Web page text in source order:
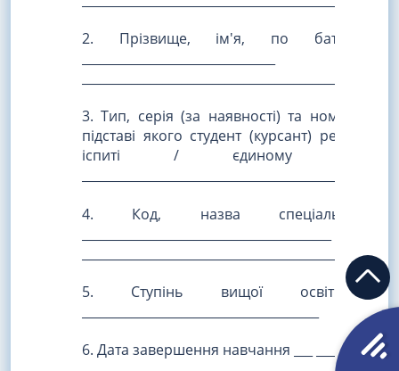
2. Прізвище, ім'я, по батькові
3. Тип, серія (за наявності) та номер
підставі якого студент (курсант)
іспиті / єдиному
4. Код, назва
5. Ступінь вищої освіти, що
6. Дата завершення навчання ___ ____________